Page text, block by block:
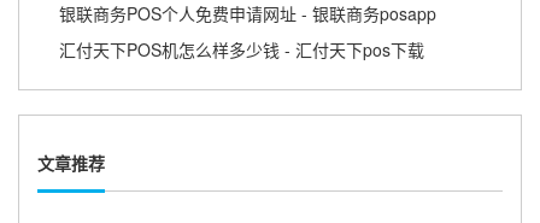
银联商务POS个人免费申请网址 - 银联商务posapp
汇付天下POS机怎么样多少钱 - 汇付天下pos下载
文章推荐